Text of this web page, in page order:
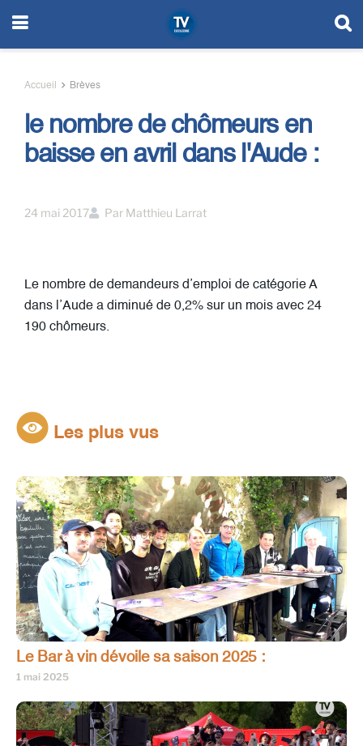
Accueil Brèves
le nombre de chômeurs en
baisse en avril dans l'Aude :
24 mai 2017 Par Matthieu Larrat
Le nombre de demandeurs d’emploi de catégorie A
dans l’Aude a diminué de 0,2% sur un mois avec 24
190 chômeurs.
Les plus vus
Le Bar à vin dévoile sa saison 2025 :
1 mai 2025